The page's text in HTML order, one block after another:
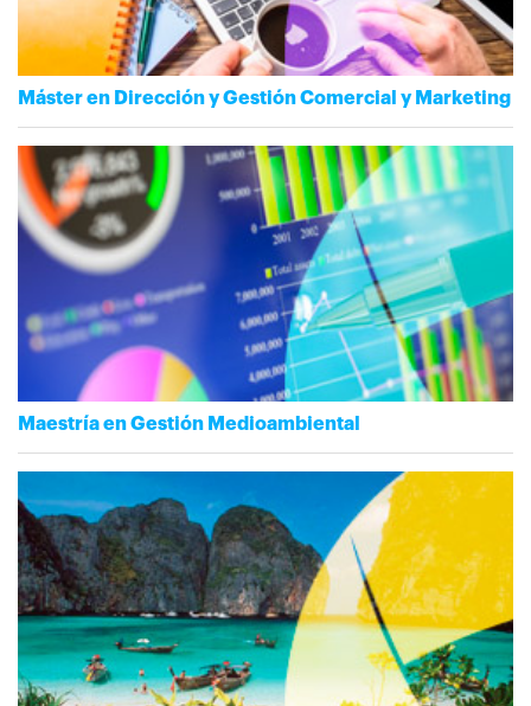
Máster en Dirección y Gestión Comercial y Marketing
Maestría en Gestión Medioambiental